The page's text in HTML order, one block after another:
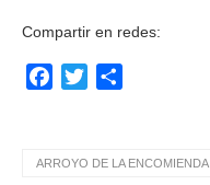
Compartir en redes:
Facebook
Twitter
ARROYO DE LA ENCOMIENDA